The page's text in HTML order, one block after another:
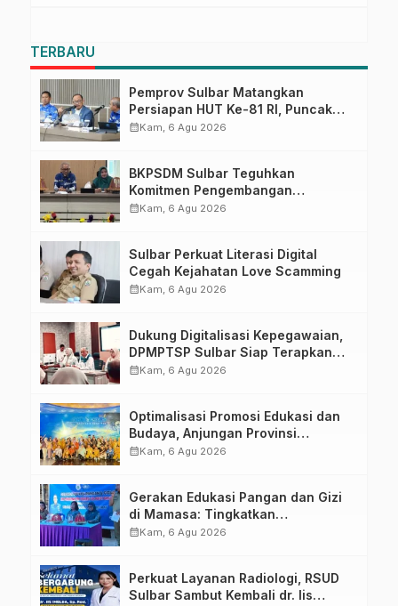
TERBARU
Pemprov Sulbar Matangkan
Persiapan HUT Ke-81 RI, Puncak
Upacara di Lapangan Ahmad
calendar_monthKam, 6 Agu 2026
BKPSDM Sulbar Teguhkan
Komitmen Pengembangan
Kompetensi ASN melalui
calendar_monthKam, 6 Agu 2026
Sulbar Perkuat Literasi Digital
Cegah Kejahatan Love Scamming
calendar_monthKam, 6 Agu 2026
Dukung Digitalisasi Kepegawaian,
DPMPTSP Sulbar Siap Terapkan
Aplikasi FLEKSI ASN
calendar_monthKam, 6 Agu 2026
Optimalisasi Promosi Edukasi dan
Budaya, Anjungan Provinsi
Sulawesi Barat Perkuat Kolaborasi
calendar_monthKam, 6 Agu 2026
Gerakan Edukasi Pangan dan Gizi
di Mamasa: Tingkatkan
Pengetahuan dan Keterampilan
calendar_monthKam, 6 Agu 2026
Perkuat Layanan Radiologi, RSUD
Sulbar Sambut Kembali dr. Iis